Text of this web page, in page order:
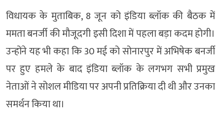
विधायक के मुताबिक, 8 जून को इंडिया ब्लॉक की बैठक में
ममता बनर्जी की मौजूदगी इसी दिशा में पहला बड़ा कदम होगी।
उन्होंने यह भी कहा कि 30 मई को सोनारपुर में अभिषेक बनर्जी
पर हुए हमले के बाद इंडिया ब्लॉक के लगभग सभी प्रमुख
नेताओं ने सोशल मीडिया पर अपनी प्रतिक्रिया दी थी और उनका
समर्थन किया था।